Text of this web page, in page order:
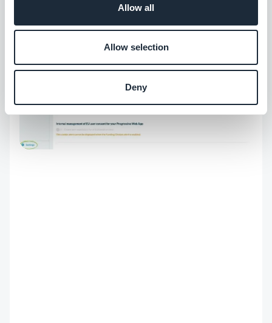
Allow all
Allow selection
Deny